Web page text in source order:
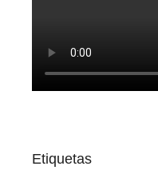
Etiquetas